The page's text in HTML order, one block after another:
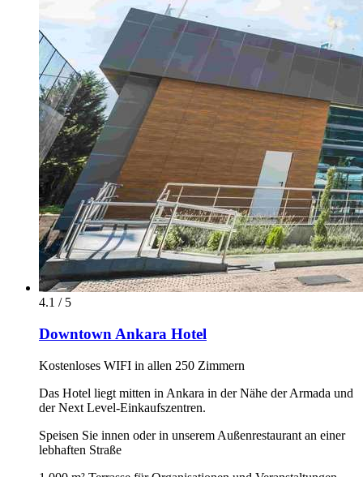
4.1 / 5
Downtown Ankara Hotel
Kostenloses WIFI in allen 250 Zimmern
Das Hotel liegt mitten in Ankara in der Nähe der Armada und
der Next Level-Einkaufszentren.
Speisen Sie innen oder in unserem Außenrestaurant an einer
lebhaften Straße